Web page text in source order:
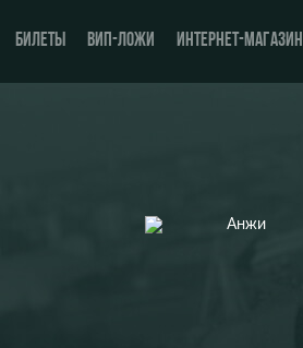
БИЛЕТЫ ВИП-ЛОЖИ ИНТЕРНЕТ-МАГАЗИН